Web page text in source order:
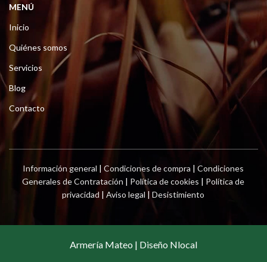
MENÚ
Inicio
Quiénes somos
Servicios
Blog
Contacto
Información general |Condiciones de compra |Condiciones
Generales de Contratación | Política de cookies | Política de
privacidad |Aviso legal |Desistimiento
Armería Mateo | Diseño Nlocal